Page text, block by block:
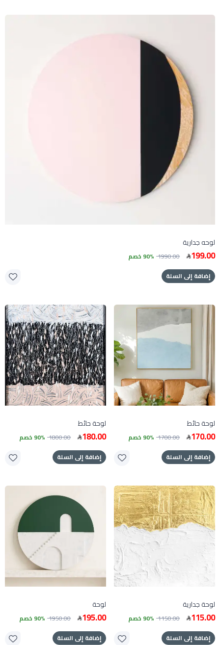
لوحه جدارية
199.00
1990.00 90% خصم
إضافة إلى السلة
لوحة حائط
170.00
1700.00 90% خصم
إضافة إلى السلة
لوحة حائط
180.00
1800.00 90% خصم
إضافة إلى السلة
لوحة جدارية
115.00
1150.00 90% خصم
إضافة إلى السلة
لوحة
195.00
1950.00 90% خصم
إضافة إلى السلة